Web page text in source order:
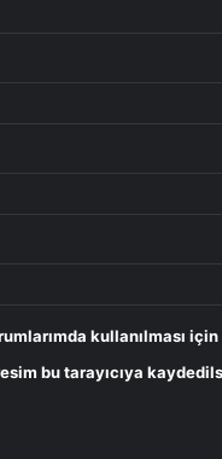
kullanılması için
bu tarayıcıya